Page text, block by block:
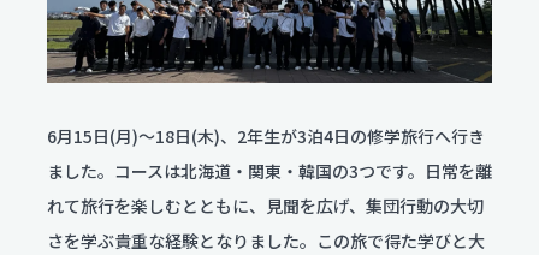
生活科学科
服飾コーディネートコース
食物クリエイトコース
看護科
看護科（⾼校課程）
専攻科（専攻科課程）
オープンスクール・入試情報
今後のスケジュール
お知らせ
在校生・保護者のみなさま
部活動ニュース
お問い合わせ
各種証明書発行
資料請求
6月15日(月)〜18日(木)、2年生が3泊4日の修学旅行へ行き
ました。コースは北海道・関東・韓国の3つです。日常を離
れて旅行を楽しむとともに、見聞を広げ、集団行動の大切
さを学ぶ貴重な経験となりました。この旅で得た学びと大